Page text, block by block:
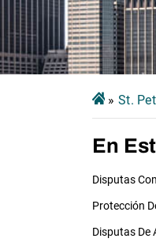
» St.
En
Disputas
Protección
Disputas De